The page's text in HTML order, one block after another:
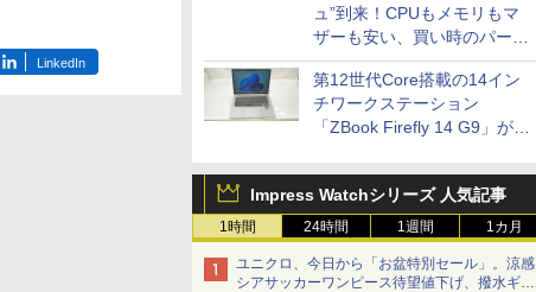
ュ”到来！CPUもメモリもマ
ザーも安い、買い時のパーツ
は？【8月7日(金)22時配信】
第12世代Core搭載の14イン
チワークステーション
「ZBook Firefly 14 G9」が
セール
Impress Watchシリーズ 人気記事
1時間 24時間 1週間 1カ月
ユニクロ、今日から「お盆特別セール」。涼感
シアサッカーワンピース待望値下げ、撥水ギア
LinkedIn